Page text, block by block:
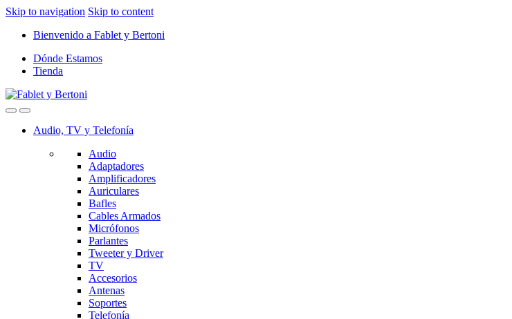
Skip to navigation Skip to content
Bienvenido a Fablet y Bertoni
Dónde Estamos
Tienda
Audio, TV y Telefonía
Audio
Adaptadores
Amplificadores
Auriculares
Bafles
Cables Armados
Micrófonos
Parlantes
Tweeter y Driver
TV
Accesorios
Antenas
Soportes
Telefonía